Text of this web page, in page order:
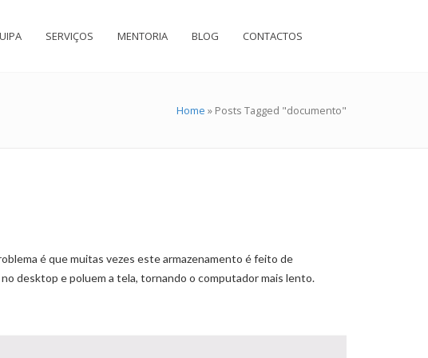
SERVIÇOS MENTORIA BLOG CONTACTOS
Home » Posts Tagged "documento"
é que muitas vezes este armazenamento é feito de
desktop e poluem a tela, tornando o computador mais lento.